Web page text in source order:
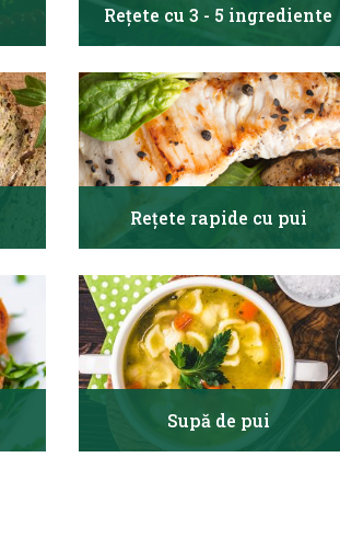
Rețete cu 3 - 5 ingrediente
Rețete rapide cu pui
Supă de pui